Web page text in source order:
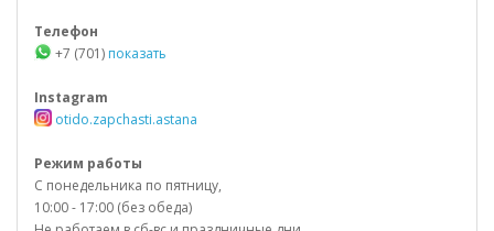
Телефон
+7 (701) показать
Instagram
otido.zapchasti.astana
Режим работы
С понедельника по пятницу,
10:00 - 17:00 (без обеда)